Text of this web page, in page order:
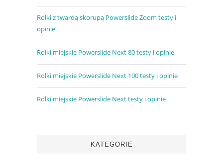
Rolki z twardą skorupą Powerslide Zoom testy i
opinie
Rolki miejskie Powerslide Next 80 testy i opinie
Rolki miejskie Powerslide Next 100 testy i opinie
Rolki miejskie Powerslide Next testy i opinie
KATEGORIE